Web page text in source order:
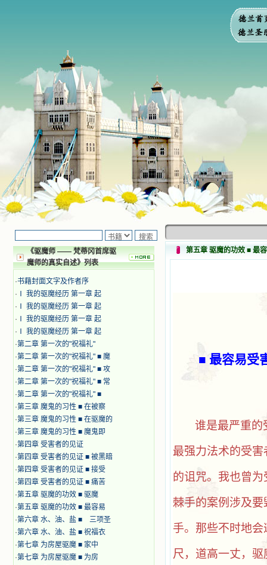
《驱魔师 —— 梵蒂冈首席驱
魔师的真实自述》列表
·书藉封面文字及作者序
· Ⅰ 我的驱魔经历 第一章 起
· Ⅰ 我的驱魔经历 第一章 起
· Ⅰ 我的驱魔经历 第一章 起
· Ⅰ 我的驱魔经历 第一章 起
·第二章 第一次的"祝福礼"
·第二章 第一次的"祝福礼" ■ 魔
·第二章 第一次的"祝福礼" ■ 攻
·第二章 第一次的"祝福礼" ■ 常
·第二章 第一次的"祝福礼" ■
·第三章 魔鬼的习性 ■ 在被察
·第三章 魔鬼的习性 ■ 在驱魔的
·第三章 魔鬼的习性 ■ 魔鬼即
·第四章 受害者的见证
·第四章 受害者的见证 ■ 被黑暗
·第四章 受害者的见证 ■ 接受
·第四章 受害者的见证 ■ 痛苦
·第五章 驱魔的功效 ■ 驱魔
·第五章 驱魔的功效 ■ 最容易
·第六章 水、油、盐 ■ 三项圣
·第六章 水、油、盐 ■ 祝福衣
·第七章 为房屋驱魔 ■ 家中
·第七章 为房屋驱魔 ■ 为房
第五章 驱魔的功效 ■ 最
■ 最容易受
谁是最严重的
最强力法术的受
的诅咒。我也曾
棘手的案例涉及
手。那些不时地
尺，道高一丈，